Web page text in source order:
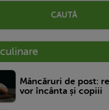
CAUTĂ
Mâncăruri de post:
vor încânta și copiii